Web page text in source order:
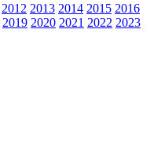
2012 2013 2014 2015 2016
2019 2020 2021 2022 2023